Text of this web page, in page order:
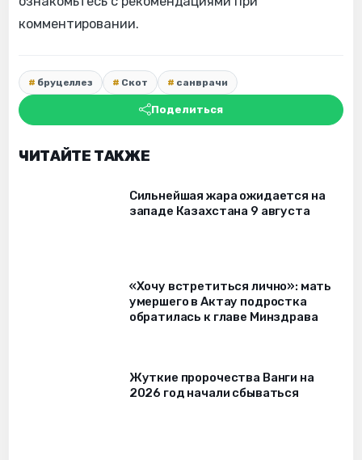
комментировании.
бруцеллез Скот санврачи
Поделиться
ЧИТАЙТЕ ТАКЖЕ
Сильнейшая жара ожидается на
западе Казахстана 9 августа
«Хочу встретиться лично»: мать
умершего в Актау подростка
обратилась к главе Минздрава
Жуткие пророчества Ванги на
2026 год начали сбываться